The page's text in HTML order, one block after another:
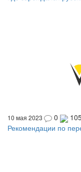
10 мая 2023 0
Рекомендации по